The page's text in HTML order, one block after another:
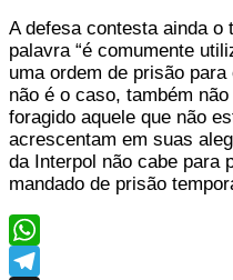
A defesa contesta ainda o
palavra “é comumente
uma ordem de prisão
não é o caso, também
foragido aquele que não
acrescentam em suas
da Interpol não cabe para
mandado de prisão
WhatsApp